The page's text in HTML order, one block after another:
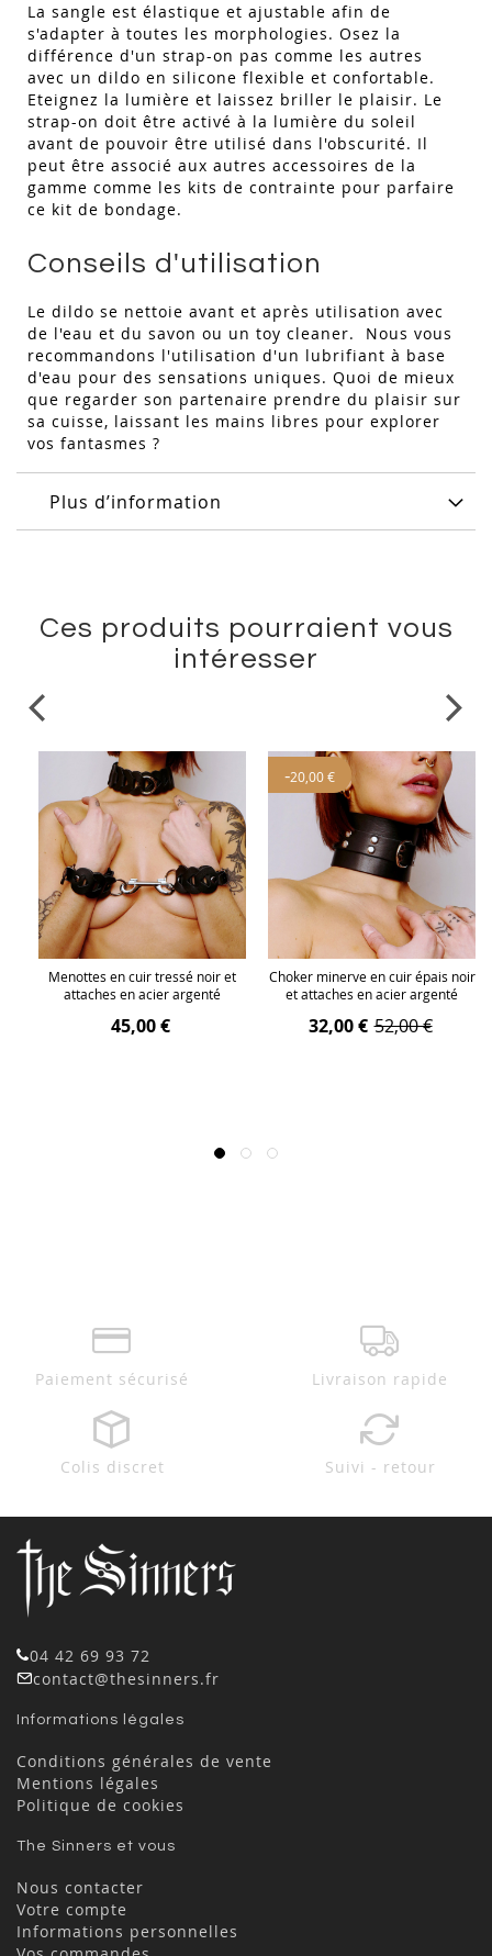
La sangle est élastique et ajustable afin de
s'adapter à toutes les morphologies. Osez la
différence d'un strap-on pas comme les autres
avec un dildo en silicone flexible et confortable.
Eteignez la lumière et laissez briller le plaisir. Le
strap-on doit être activé à la lumière du soleil
avant de pouvoir être utilisé dans l'obscurité. Il
peut être associé aux autres accessoires de la
gamme comme les kits de contrainte pour parfaire
ce kit de bondage.
Conseils d'utilisation
Le dildo se nettoie avant et après utilisation avec
de l'eau et du savon ou un toy cleaner. Nous vous
recommandons l'utilisation d'un lubrifiant à base
d'eau pour des sensations uniques. Quoi de mieux
que regarder son partenaire prendre du plaisir sur
sa cuisse, laissant les mains libres pour explorer
vos fantasmes ?
Plus d’information
Ces produits pourraient vous
intéresser
Menottes en cuir tressé noir et
attaches en acier argenté
45,00 €
-20,00 €
Choker minerve en cuir épais noir
et attaches en acier argenté
32,00 € 52,00 €
Paiement sécurisé Livraison rapide
Colis discret Suivi - retour
04 42 69 93 72
contact@thesinners.fr
Informations légales
Conditions générales de vente
Mentions légales
Politique de cookies
The Sinners et vous
Nous contacter
Votre compte
Informations personnelles